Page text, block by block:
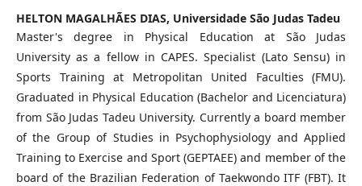
HELTON MAGALHÃES DIAS, Universidade São Judas Tadeu
Master's degree in Physical Education at São Judas
University as a fellow in CAPES. Specialist (Lato Sensu) in
Sports Training at Metropolitan United Faculties (FMU).
Graduated in Physical Education (Bachelor and Licenciatura)
from São Judas Tadeu University. Currently a board member
of the Group of Studies in Psychophysiology and Applied
Training to Exercise and Sport (GEPTAEE) and member of the
board of the Brazilian Federation of Taekwondo ITF (FBT). It